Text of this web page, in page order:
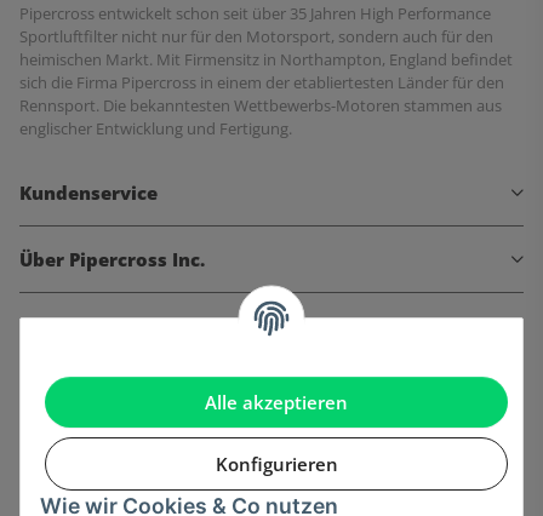
Alle akzeptieren
Konfigurieren
Wie wir Cookies & Co nutzen
Pipercross entwickelt schon seit über 35 Jahren High Performance
Sportluftfilter nicht nur für den Motorsport, sondern auch für den
heimischen Markt. Mit Firmensitz in Northampton, England befindet
sich die Firma Pipercross in einem der etabliertesten Länder für den
Rennsport. Die bekanntesten Wettbewerbs-Motoren stammen aus
englischer Entwicklung und Fertigung.
Kundenservice
Über Pipercross Inc.
Informationen
Gesetzliche Informationen